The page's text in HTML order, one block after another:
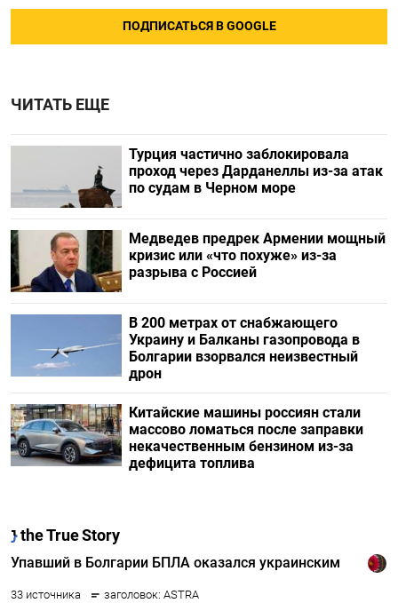
ПОДПИСАТЬСЯ В GOOGLE
ЧИТАТЬ ЕЩЕ
Турция частично заблокировала
проход через Дарданеллы из-за атак
по судам в Черном море
Медведев предрек Армении мощный
кризис или «что похуже» из-за
разрыва с Россией
В 200 метрах от снабжающего
Украину и Балканы газопровода в
Болгарии взорвался неизвестный
дрон
Китайские машины россиян стали
массово ломаться после заправки
некачественным бензином из-за
дефицита топлива